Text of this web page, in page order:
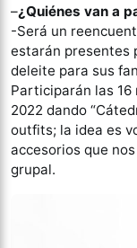
–¿Quiénes van a
-Será un
estarán presentes
deleite para sus
Participarán las 16
2022 dando
outfits; la idea es
accesorios que
grupal.